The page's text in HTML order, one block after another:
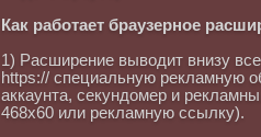
Как работает браузерное
1) Расширение выводит внизу
https:// специальную рекламную
аккаунта, секундомер и
468x60 или рекламную ссылку).